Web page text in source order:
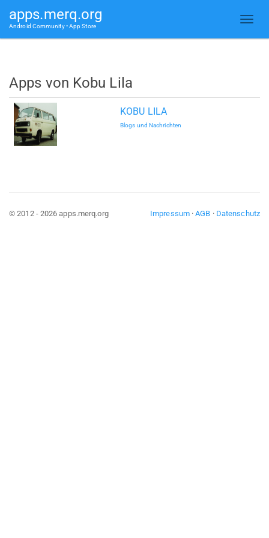
apps.merq.org
Android Community • App Store
Apps von Kobu Lila
KOBU LILA
Blogs und Nachrichten
Impressum·AGB · Datenschutz
© 2012 - 2026 apps.merq.org